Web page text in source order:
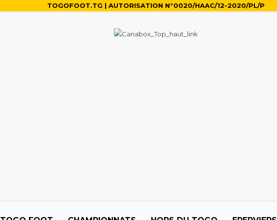
TOGOFOOT.TG | AUTORISATION N°0020/HAAC/12-2020/PL/P